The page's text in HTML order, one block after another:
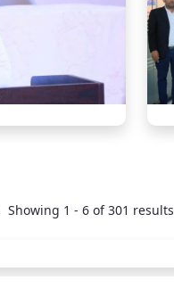
Showing 1 - 6 of 301